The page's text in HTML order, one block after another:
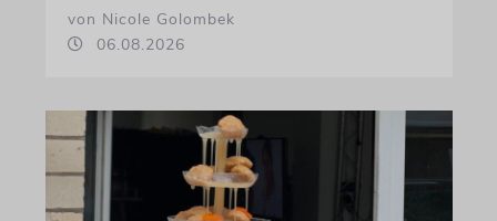
von Nicole Golombek
06.08.2026